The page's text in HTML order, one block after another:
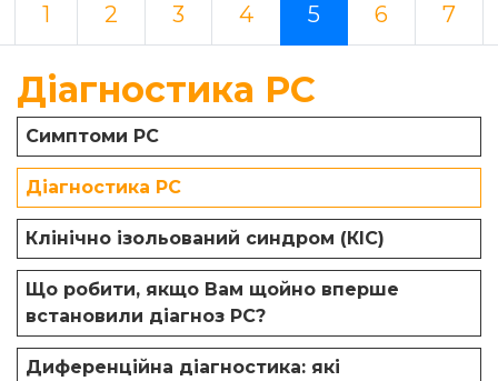
1 2 3 4 5 6 7
Діагностика РС
Симптоми РС
Діагностика РС
Клінічно ізольований синдром (КІС)
Що робити, якщо Вам щойно вперше
встановили діагноз РС?
Диференційна діагностика: які